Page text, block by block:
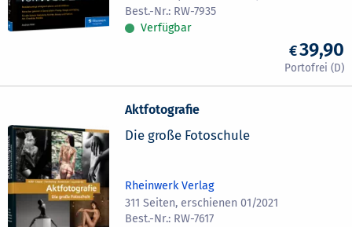
RW-7935
Verfügbar
39,90
Aktfotografie
Die große Fotoschule
Rheinwerk Verlag
311 Seiten, erschienen 01/2021
RW-7617